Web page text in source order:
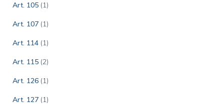
Art. 105 (1)
Art. 107 (1)
Art. 114 (1)
Art. 115 (2)
Art. 126 (1)
Art. 127 (1)